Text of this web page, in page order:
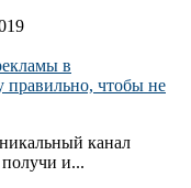
в
правильно, чтобы не
канал
и...